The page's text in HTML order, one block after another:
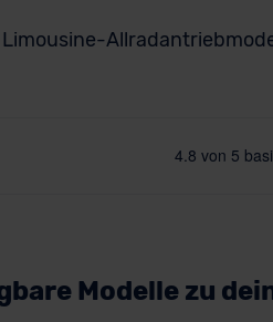
Limousine-
Modelle zu